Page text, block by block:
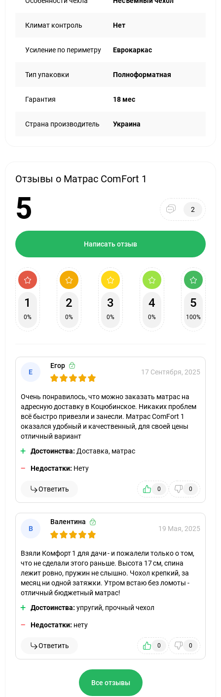
Климат контроль Нет
Усиление по периметру Еврокаркас
Тип упаковки Полноформатная
Гарантия 18 мес
Страна производитель Украина
Отзывы о Матрас ComFort 1
5 2
Написать отзыв
1
0%
2
0%
3
0%
4
0%
5
100%
Е
Егор
17 Сентября, 2025
Очень понравилось, что можно заказать матрас на
адресную доставку в Коцюбинское. Никаких проблем
всё быстро привезли и занесли. Матрас ComFort 1
оказался удобный и качественный, для своей цены
отличный вариант
Достоинства: Доставка, матрас
Недостатки: Нету
Ответить 0 0
В
Валентина
19 Мая, 2025
Взяли Комфорт 1 для дачи - и пожалели только о том,
что не сделали этого раньше. Высота 17 см, спина
лежит ровно, пружин не слышно. Чохол крепкий, за
месяц ни одной затяжки. Утром встаю без ломоты -
отличный бюджетный матрас!
Достоинства: упругий, прочный чехол
Недостатки: нету
Ответить 0 0
Все отзывы